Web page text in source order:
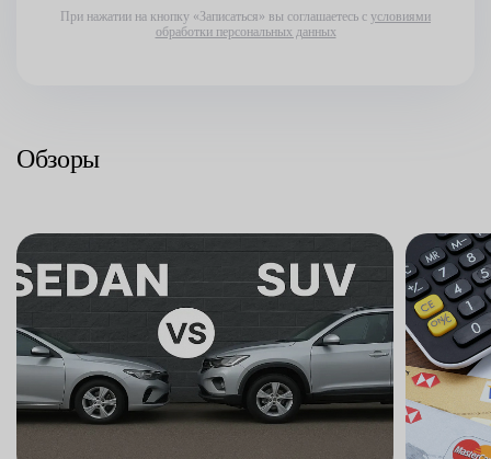
При нажатии на кнопку «Записаться» вы соглашаетесь с условиями
обработки персональных данных
Обзоры